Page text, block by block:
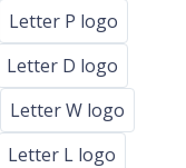
Letter P logo
Letter D logo
Letter W logo
Letter L logo